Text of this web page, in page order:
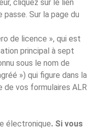
cliquez sur le lien
Sur la page du
de licence », qui est
principal à sept
sous le nom de
») qui figure dans la
de vos formulaires ALR
électronique. Si vous